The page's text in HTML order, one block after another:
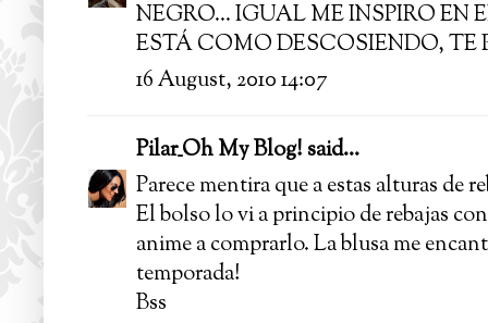
NEGRO... IGUAL ME INSPIRO EN
ESTÁ COMO DESCOSIENDO, TE
16 August, 2010 14:07
Pilar_Oh My Blog! said...
Parece mentira que a estas alturas de
El bolso lo vi a principio de rebajas
anime a comprarlo. La blusa me
temporada!
Bss